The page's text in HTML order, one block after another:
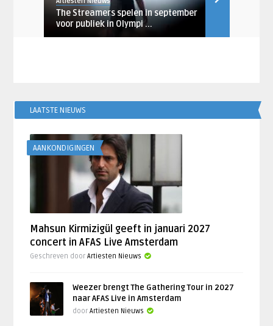
The Streamers spelen in september
voor publiek in Olympi ...
LAATSTE NIEUWS
AANKONDIGINGEN
Mahsun Kirmizigül geeft in januari 2027
concert in AFAS Live Amsterdam
Geschreven doorArtiesten Nieuws
Weezer brengt The Gathering Tour in 2027
naar AFAS Live in Amsterdam
doorArtiesten Nieuws